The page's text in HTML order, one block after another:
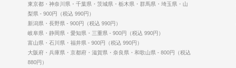
東京都・神奈川県・千葉県・茨城県・栃木県・群馬県・埼玉県・山
梨県 - 900円（税込 990円）
新潟県・長野県 - 900円（税込 990円）
岐阜県・静岡県・愛知県・三重県 - 900円（税込 990円）
富山県・石川県・福井県 - 900円（税込 990円）
大阪府・兵庫県・京都府・滋賀県・奈良県・和歌山県 - 800円（税込
880円）